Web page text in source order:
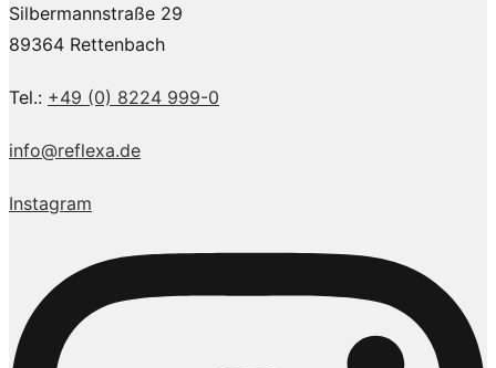
Silbermannstraße 29
89364 Rettenbach
Tel.: +49 (0) 8224 999-0
info@reflexa.de
Instagram